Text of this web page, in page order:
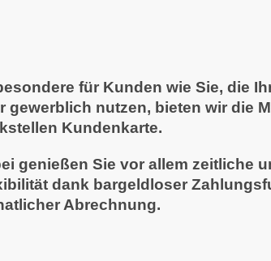
für Kunden wie Sie, die
gewerblich nutzen, bieten wir die
Kundenkarte.
genießen Sie vor allem zeitliche
dank bargeldloser
Abrechnung.